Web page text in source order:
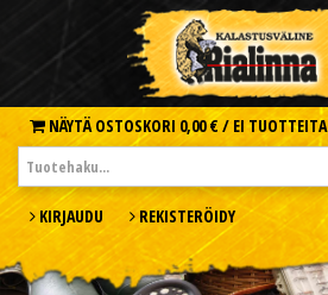
NÄYTÄ OSTOSKORI 0,00 € / EI TUOTTEITA
KIRJAUDU REKISTERÖIDY